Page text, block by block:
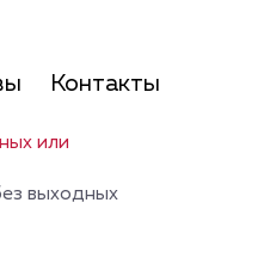
Контакты
или
выходных